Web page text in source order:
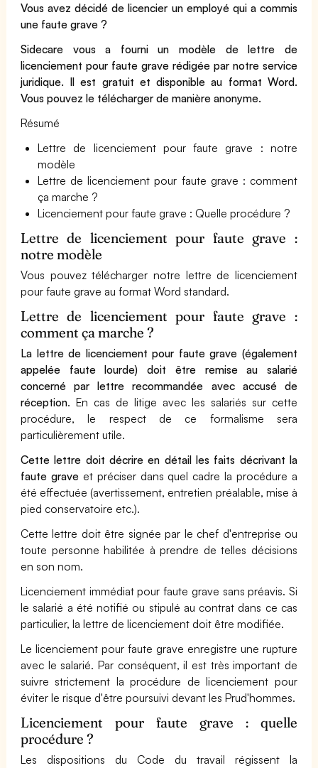
Vous avez décidé de licencier un employé qui a commis
une faute grave ?
Sidecare vous a fourni un modèle de lettre de
licenciement pour faute grave rédigée par notre service
juridique. Il est gratuit et disponible au format Word.
Vous pouvez le télécharger de manière anonyme.
Résumé
Lettre de licenciement pour faute grave : notre
modèle
Lettre de licenciement pour faute grave : comment
ça marche ?
Licenciement pour faute grave : Quelle procédure ?
Lettre de licenciement pour faute grave :
notre modèle
Vous pouvez télécharger notre lettre de licenciement
pour faute grave au format Word standard.
Lettre de licenciement pour faute grave :
comment ça marche ?
La lettre de licenciement pour faute grave (également
appelée faute lourde) doit être remise au salarié
concerné par lettre recommandée avec accusé de
réception. En cas de litige avec les salariés sur cette
procédure, le respect de ce formalisme sera
particulièrement utile.
Cette lettre doit décrire en détail les faits décrivant la
faute graveet préciser dans quel cadre la procédure a
été effectuée (avertissement, entretien préalable, mise à
pied conservatoire etc.).
Cette lettre doit être signée par le chef d'entreprise ou
toute personne habilitée à prendre de telles décisions
en son nom.
Licenciement immédiat pour faute grave sans préavis. Si
le salarié a été notifié ou stipulé au contrat dans ce cas
particulier, la lettre de licenciement doit être modifiée.
Le licenciement pour faute grave enregistre une rupture
avec le salarié. Par conséquent, il est très important de
suivre strictement la procédure de licenciement pour
éviter le risque d'être poursuivi devant les Prud'hommes.
Licenciement pour faute grave : quelle
procédure ?
Les dispositions du Code du travail régissent la